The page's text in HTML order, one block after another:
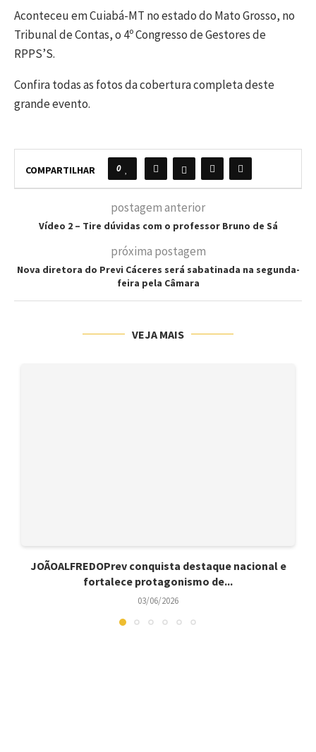
Aconteceu em Cuiabá-MT no estado do Mato Grosso, no
Tribunal de Contas, o 4º Congresso de Gestores de
RPPS’S.
Confira todas as fotos da cobertura completa deste
grande evento.
COMPARTILHAR 0
postagem anterior
Vídeo 2 – Tire dúvidas com o professor Bruno de Sá
próxima postagem
​Nova diretora do Previ Cáceres será sabatinada na segunda-
feira pela Câmara
VEJA MAIS
JOÃOALFREDOPrev conquista destaque nacional e
fortalece protagonismo de...
03/06/2026